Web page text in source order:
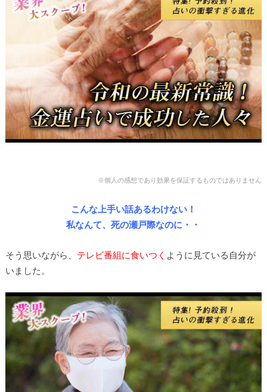
※個人の感想であり効果を保証するものではありません
こんな上手い話あるわけない！
私なんて、死の瀬戸際なのに・・
そう思いながら、 テレビ番組に食いつく ように見ている自分が
いました。